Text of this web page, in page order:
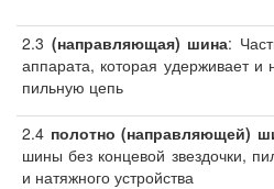
2.3 (направляющая) шина:
аппарата, которая удерживает и
пильную цепь
2.4 полотно (направляющей)
шины без концевой звездочки,
и натяжного устройства